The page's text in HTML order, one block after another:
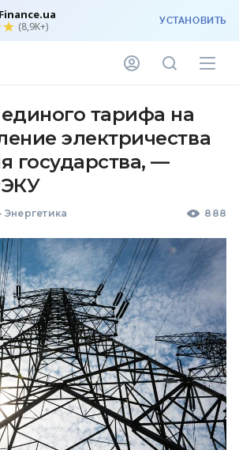
(8,9K+) УСТАНОВИТЬ
тарифа на
электричества
государства, —
Энергетика 888